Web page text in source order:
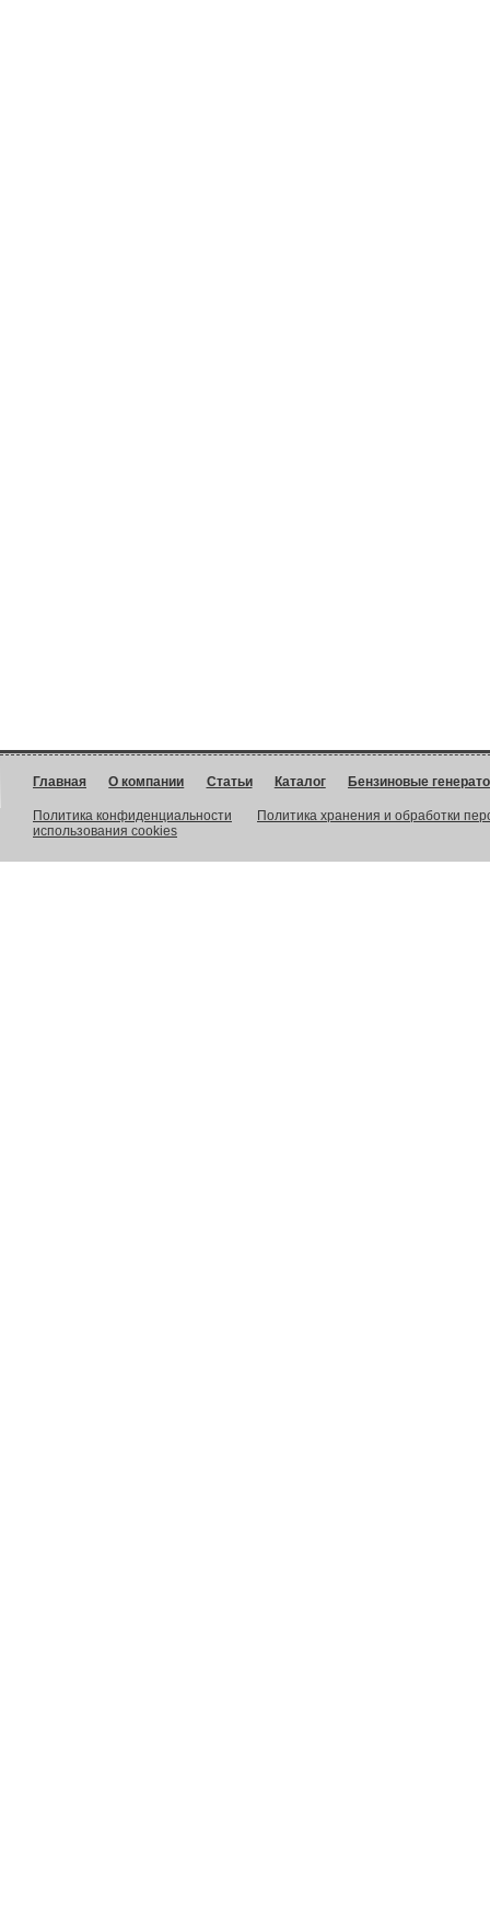
Главная О компании Статьи Каталог Бензиновые
Политика конфиденциальности
Политика хранения и обработки
использования cookies